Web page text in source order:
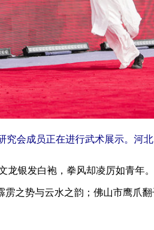
会成员正在进行武术展示。河
银发白袍，拳风却凌厉如青年。
之势与云水之韵；佛山市鹰爪